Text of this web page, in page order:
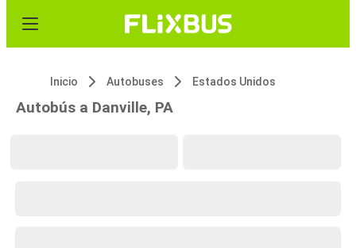
Inicio Autobuses Estados Unidos
Autobús a Danville, PA